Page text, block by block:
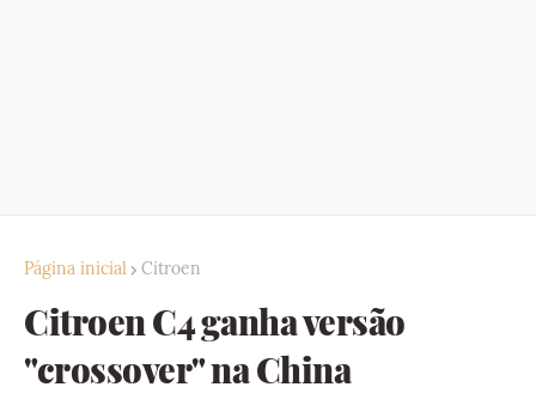
Página inicial Citroen
Citroen C4 ganha versão
"crossover" na China